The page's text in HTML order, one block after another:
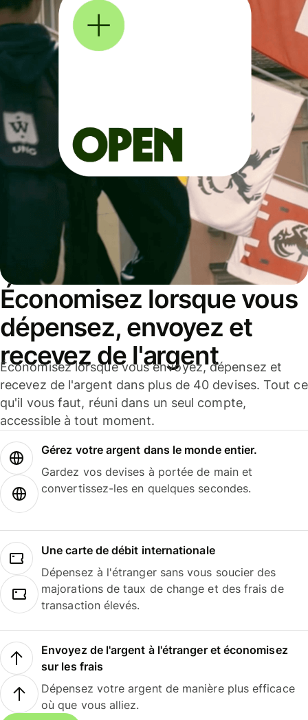
Économisez lorsque vous
dépensez, envoyez et
recevez de l'argent
Économisez lorsque vous envoyez, dépensez et
recevez de l'argent dans plus de 40 devises. Tout ce
qu'il vous faut, réuni dans un seul compte,
accessible à tout moment.
Gérez votre argent dans le monde entier.
Gardez vos devises à portée de main et
convertissez-les en quelques secondes.
Une carte de débit internationale
Dépensez à l'étranger sans vous soucier des
majorations de taux de change et des frais de
transaction élevés.
Envoyez de l'argent à l'étranger et économisez
sur les frais
Dépensez votre argent de manière plus efficace
où que vous alliez.